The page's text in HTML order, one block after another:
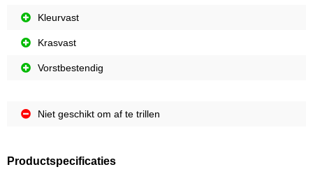
Kleurvast
Krasvast
Vorstbestendig
Niet geschikt om af te trillen
Productspecificaties